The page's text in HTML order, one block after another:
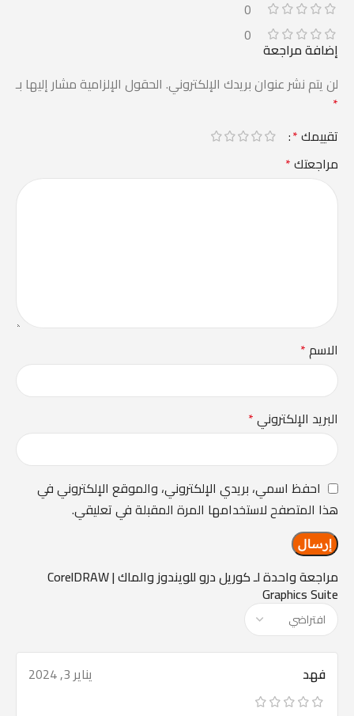
0
0
مراجعة واحدة لـ كوريل درو للويندوز والماك | CorelDRAW
Graphics Suite
فهد يناير 3, 2024
إضافة مراجعة
لن يتم نشر عنوان بريدك الإلكتروني. الحقول الإلزامية مشار إليها بـ
*
تقييمك*
مراجعتك*
الاسم*
البريد الإلكتروني*
احفظ اسمي، بريدي الإلكتروني، والموقع الإلكتروني في
هذا المتصفح لاستخدامها المرة المقبلة في تعليقي.